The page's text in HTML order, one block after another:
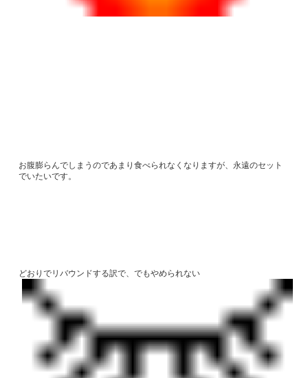
お腹膨らんでしまうのであまり食べられなくなりますが、永遠のセット
でいたいです。
どおりでリバウンドする訳で、でもやめられない